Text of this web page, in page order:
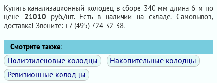
Купить канализационный колодец в сборе 340 мм длина 6 м по
цене 21010 руб./шт. Есть в наличии на складе. Самовывоз,
доставка! Звоните: +7 (495) 724-32-38.
Смотрите также:
Полиэтиленовые колодцы
Накопительные колодцы
Ревизионные колодцы